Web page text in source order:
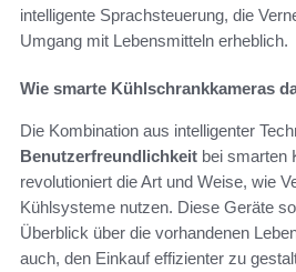
intelligente Sprachsteuerung, die
Umgang mit Lebensmitteln erheblich.
Wie smarte Kühlschrankkameras
Die Kombination aus intelligenter
Benutzerfreundlichkeit bei smarten
revolutioniert die Art und Weise, wie
Kühlsysteme nutzen. Diese Geräte
Überblick über die vorhandenen
auch, den Einkauf effizienter zu